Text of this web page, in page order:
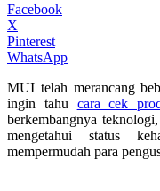
Facebook
X
Pinterest
WhatsApp
MUI telah merancang
ingin tahu cara cek
berkembangnya
mengetahui status
mempermudah para